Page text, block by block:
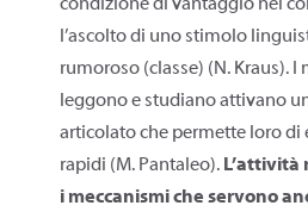
condizione di vantaggio nei
l’ascolto di uno stimolo
rumoroso (classe) (N. Kraus).
leggono e studiano attivano
articolato che permette loro di
rapidi (M. Pantaleo). L’attività
i meccanismi che servono